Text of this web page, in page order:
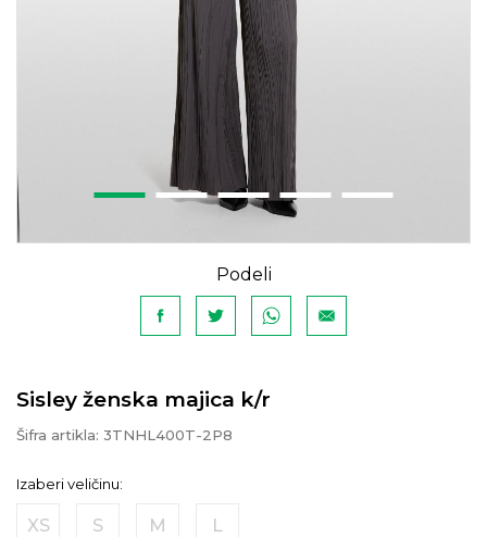
Podeli
Sisley ženska majica k/r
Šifra artikla: 3TNHL400T-2P8
Izaberi veličinu:
XS S M L